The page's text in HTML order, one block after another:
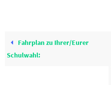
Fahrplan zu Ihrer/Eurer
Schulwahl: